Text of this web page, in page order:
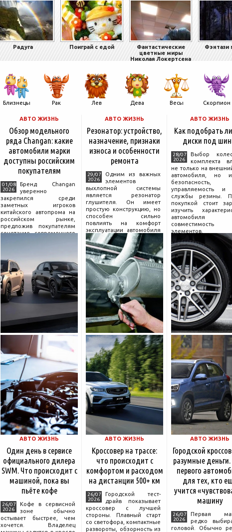
Радуга Поиграй с едой
Фантастические
цветные миры
Николая Локертсена
Фэнтази
Близнецы Рак Лев Дева Весы Скорпион
АВТО ЖИЗНЬ
Обзор модельного
ряда Changan: какие
автомобили марки
доступны российским
покупателям
01/08
2026
Бренд Changan
уверенно
закрепился среди
заметных игроков
китайского автопрома на
российском рынке,
предложив покупателям
сочетание современного
насчитывает несколько
десятилетий
АВТО ЖИЗНЬ
Резонатор: устройство,
назначение, признаки
износа и особенности
ремонта
29/07
2026
Одним из важных
элементов
выхлопной системы
является резонатор
глушителя. Он имеет
простую конструкцию, но
способен сильно
повлиять на комфорт
эксплуатации автомобиля
и правильную работу
выхлопа.
Для чего нужен
резонатор
АВТО ЖИЗНЬ
Как подобрать
диски под
28/07
2026
Выбор
комплекта
не только на
автомобиля, но
безопасность,
управляемость и
службы резины.
покупкой стоит
изучить
совместимость
элементов.
АВТО ЖИЗНЬ
Один день в сервисе
официального дилера
SWM. Что происходит с
машиной, пока вы
пьёте кофе
26/07
2026
Кофе в сервисной
зоне обычно
остывает быстрее, чем
хочется. Владелец
АВТО ЖИЗНЬ
Кроссовер на трассе:
что происходит с
комфортом и расходом
на дистанции 500+ км
26/07
2026
Городской тест-
драйв показывает
кроссовер с лучшей
стороны. Плавный старт
со светофора, компактные
развороты, обзорность из
АВТО ЖИЗНЬ
Городской
разумные деньги.
первого
для тех, кто
учится
машину
26/07
2026
Первая
редко
головой. Обычно